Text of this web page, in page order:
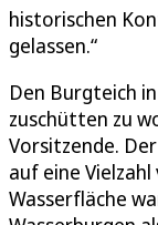
historischen
gelassen.“
Den Burgteich
zuschütten zu
Vorsitzende.
auf eine Vielzahl
Wasserfläche